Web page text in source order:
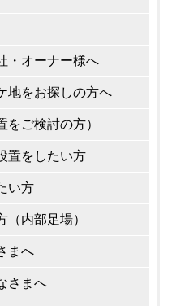
・オーナー様へ
地をお探しの方へ
ご検討の方）
置をしたい方
い方
内部足場）
まへ
さまへ